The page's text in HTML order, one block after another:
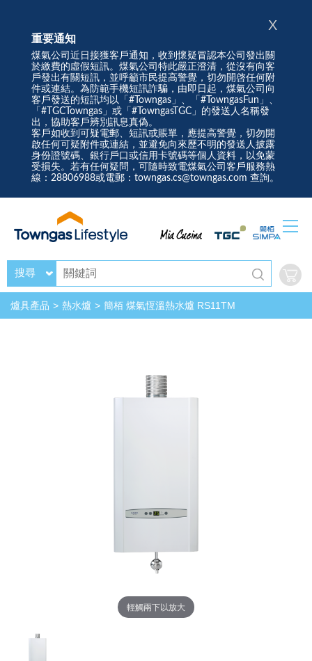
重要通知
煤氣公司近日接獲客戶通知，收到懷疑冒認本公司發出關
於繳費的虛假短訊。煤氣公司特此嚴正澄清，從沒有向客
戶發出有關短訊，並呼籲市民提高警覺，切勿開啓任何附
件或連結。為防範手機短訊詐騙，由即日起，煤氣公司向
客戶發送的短訊均以「#Towngas」、「#TowngasFun」、
「#TGCTowngas」或「#TowngasTGC」的發送人名稱發
出，協助客戶辨別訊息真偽。
客戶如收到可疑電郵、短訊或賬單，應提高警覺，切勿開
啟任何可疑附件或連結，並避免向來歷不明的發送人披露
身份證號碼、銀行戶口或信用卡號碼等個人資料，以免蒙
受損失。若有任何疑問，可隨時致電煤氣公司客戶服務熱
線：28806988或電郵：towngas.cs@towngas.com 查詢。
X
搜尋
爐具產品 熱水爐 簡栢 煤氣恆溫熱水爐 RS11TM
輕觸兩下以放大